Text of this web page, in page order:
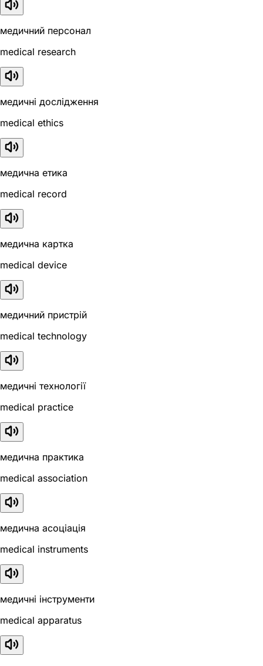
медичний персонал
medical research
медичні дослідження
medical ethics
медична етика
medical record
медична картка
medical device
медичний пристрій
medical technology
медичні технології
medical practice
медична практика
medical association
медична асоціація
medical instruments
медичні інструменти
medical apparatus